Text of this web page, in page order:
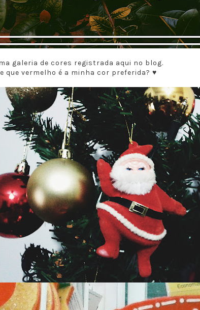
galeria de cores registrada aqui no blog.
que vermelho é a minha cor preferida? ♥